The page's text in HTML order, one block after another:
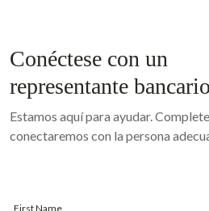
Conéctese con un
representante
Estamos aquí para ayudar.
conectaremos con la persona
First Name